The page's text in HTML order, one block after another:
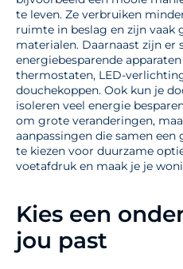
te leven. Ze verbruiken
ruimte in beslag en zijn vaak
materialen. Daarnaast zijn er
energiebesparende
thermostaten, LED-
douchekoppen. Ook kun je
isoleren veel energie
om grote veranderingen,
aanpassingen die samen
te kiezen voor duurzame
voetafdruk en maak je je
Kies een
jou past